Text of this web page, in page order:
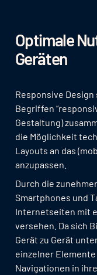
Optimale
Geräten
Responsive
Begriffen
Gestaltung)
die Möglichkeit
Layouts an das
anzupassen.
Durch die
Smartphones und
Internetseiten mit
versehen. Da sich
Gerät zu Gerät
einzelner
Navigationen in